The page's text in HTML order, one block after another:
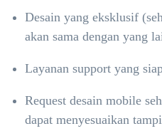
Desain yang eksklusif
akan sama dengan yang
Layanan support yang
Request desain mobile
dapat menyesuaikan